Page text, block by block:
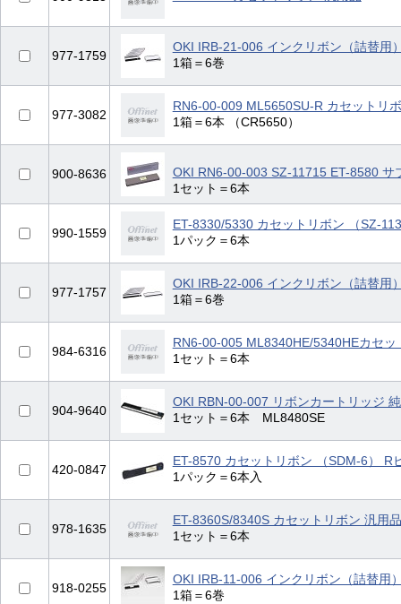
977-1759
OKI IRB-21-006 インクリボン（詰替用
1箱＝6巻
977-3082
RN6-00-009 ML5650SU-R カセットリ
1箱＝6本 （CR5650）
900-8636
OKI RN6-00-003 SZ-11715 ET-8580 サ
1セット＝6本
990-1559
ET-8330/5330 カセットリボン （SZ-
1パック＝6本
977-1757
OKI IRB-22-006 インクリボン（詰替用
1箱＝6巻
984-6316
RN6-00-005 ML8340HE/5340HEカセッ
1セット＝6本
904-9640
OKI RBN-00-007 リボンカートリッジ
1セット＝6本 ML8480SE
420-0847
ET-8570 カセットリボン （SDM-6） R
1パック＝6本入
978-1635
ET-8360S/8340S カセットリボン 汎用品
1セット＝6本
918-0255
OKI IRB-11-006 インクリボン（詰替用
1箱＝6巻